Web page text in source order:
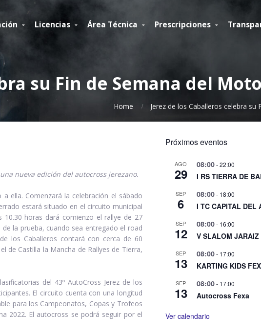
Licencias Área Técnica Prescripciones
su Fin de Semana del
Home Jerez de los Caballeros celebra
nueva edición del autocross jerezano.
ella. Comenzará la celebración el sábado
estará situado en el circuito municipal
10.30 horas dará comienzo el rallye de 27
la prueba, cuando sea entregado el road
los Caballeros contará con cerca de 60
de Castilla la Mancha de Rallyes de Tierra,
del 43º AutoCross Jerez de los
El circuito cuenta con una longitud
para los Campeonatos, Copas y Trofeos
2022. El autocross se podrá seguir por el
Próximos eventos
AGO
29
08:00-22:00
I RS TIERRA DE
SEP
6
08:00- 18:00
I TC CAPITAL DEL
SEP
12
08:00- 16:00
V SLALOM JARAIZ
SEP
13
08:00- 17:00
KARTING KIDS
SEP
13
08:00- 17:00
Autocross Fexa
Ver calendario